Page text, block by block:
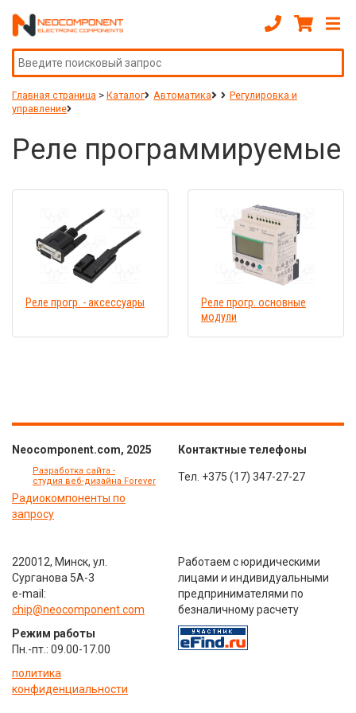
Главная страница > Каталог Автоматика
Регулировка и
управление
Реле программируемые
Реле прогр. - аксессуары
Реле прогр. основные
модули
Neocomponent.com, 2025
Разработка сайта -
студия веб-дизайна Forever
Радиокомпоненты по
запросу
Контактные телефоны
Тел. +375 (17) 347-27-27
220012, Минск, ул.
Сурганова 5А-3
e-mail:
chip@neocomponent.com
Режим работы
Пн.-пт.: 09.00-17.00
политика
конфиденциальности
Работаем с юридическими
лицами и индивидуальными
предпринимателями по
безналичному расчету